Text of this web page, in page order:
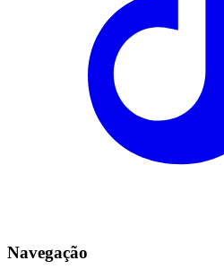
Navegação